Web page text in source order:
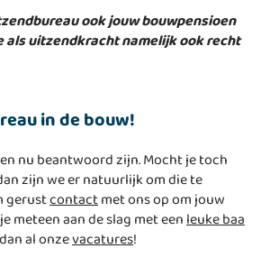
ook jouw bouwpensioen
als uitzendkracht namelijk ook recht
in de bouw!
nu beantwoord zijn. Mocht je toch
zijn we er natuurlijk om die te
gerustcontactmet ons op om jouw
meteen aan de slag met eenleuke baa
al onzevacatures!